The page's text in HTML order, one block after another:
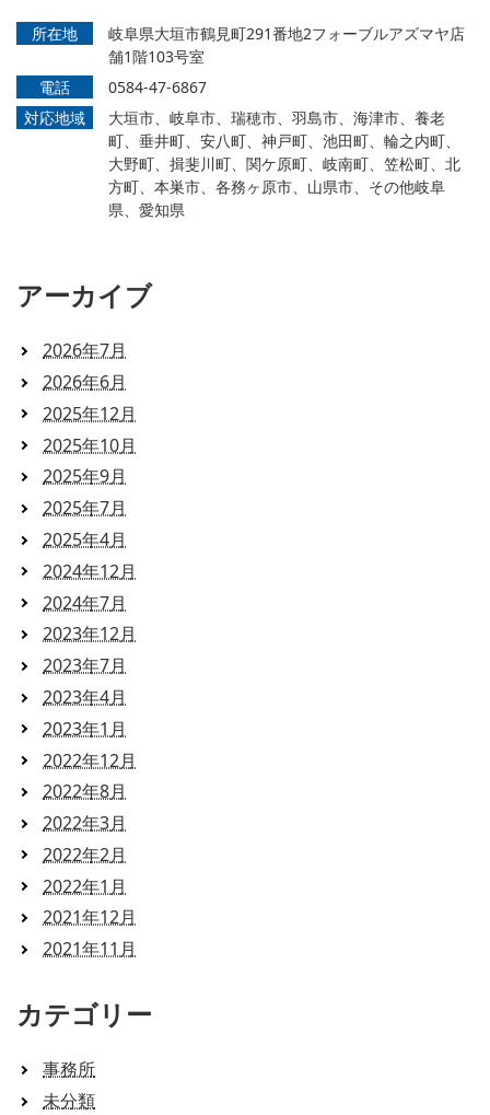
所在地
岐阜県大垣市鶴見町291番地2フォーブルアズマヤ店
舗1階103号室
電話
0584-47-6867
対応地域
大垣市、岐阜市、瑞穂市、羽島市、海津市、養老
町、垂井町、安八町、神戸町、池田町、輪之内町、
大野町、揖斐川町、関ケ原町、岐南町、笠松町、北
方町、本巣市、各務ヶ原市、山県市、その他岐阜
県、愛知県
アーカイブ
2026年7月
2026年6月
2025年12月
2025年10月
2025年9月
2025年7月
2025年4月
2024年12月
2024年7月
2023年12月
2023年7月
2023年4月
2023年1月
2022年12月
2022年8月
2022年3月
2022年2月
2022年1月
2021年12月
2021年11月
カテゴリー
事務所
未分類